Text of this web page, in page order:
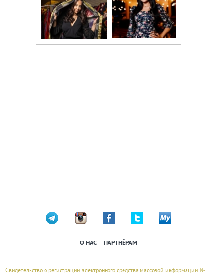
О НАС ПАРТНЁРАМ
Свидетельство о регистрации электронного средства массовой информации №